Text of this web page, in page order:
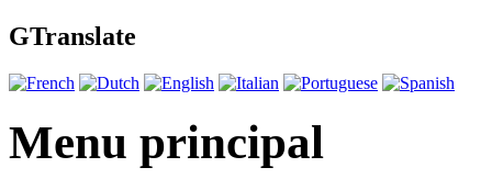
GTranslate
Menu principal